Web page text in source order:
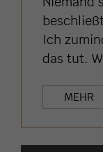
Ich
das tut.
MEHR